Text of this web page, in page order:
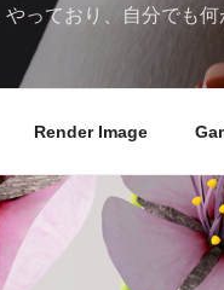
やっており、自分でも
Render Image